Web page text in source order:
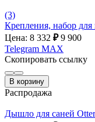
(3)
Крепления, набор для
Цена: 8 332 ₽ 9 900
Telegram MAX
Скопировать ссылку
В корзину
Распродажа
Дышло для саней